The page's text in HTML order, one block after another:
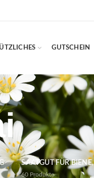
GUTSCHEIN
SAATGUT FÜR
60 Produkte